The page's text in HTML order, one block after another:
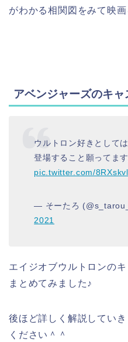
がわかる相関図をみて映
アベンジャーズのキャ
ウルトロン好きとして
登場すること願ってま
pic.twitter.com/
— そーたろ
2021
エイジオブウルトロンの
まとめてみました♪
後ほど詳しく解説してい
ください＾＾